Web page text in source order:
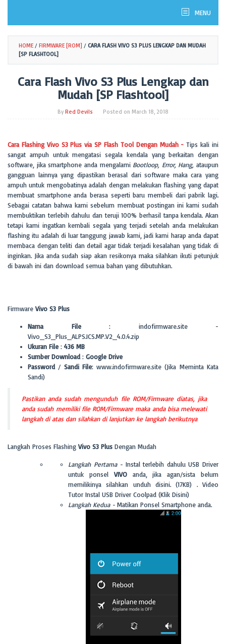
MENU
HOME / FIRMWARE [ROM] / CARA FLASH VIVO S3 PLUS LENGKAP DAN MUDAH
[SP FLASHTOOL]
Cara Flash Vivo S3 Plus Lengkap dan
Mudah [SP Flashtool]
By Red Devils Posted on March 18, 2018
Cara Flashing Vivo S3 Plus via SP Flash Tool Dengan Mudah -Tips kali ini
sangat ampuh untuk mengatasi segala kendala yang berkaitan dengan
software, jika smartphone anda mengalami Bootloop, Error, Hang, ataupun
gangguan lainnya yang dipastikan berasal dari software maka cara yang
ampuh untuk mengobatinya adalah dengan melakukan flashing yang dapat
membuat smartphone anda berasa seperti baru membeli dari pabrik lagi.
Sebagai catatan bahwa kami sebelum membuat postingan ini kami sudah
membuktikan terlebih dahulu dan teruji 100% berhasil tanpa kendala. Akan
tetapi kami ingatkan kembali segala yang terjadi setelah anda melakukan
flashing itu adalah di luar tanggung jawab kami, jadi kami harap anda dapat
membaca dengan teliti dan detail agar tidak terjadi kesalahan yang tidak di
inginkan. Jika anda sudah siap akan resikonya maka silahkan ikuti petunjuk
di bawah ini dan download semua bahan yang dibutuhkan.
Firmware Vivo S3 Plus
Nama File: indofirmware.site -
Vivo_S3_Plus_ALPS.ICS.MP.V2_4.0.4.zip
Ukuran File : 436 MB
Sumber Download : Google Drive
Password / Sandi File: www.indofirmware.site (Jika Meminta Kata
Sandi)
Pastikan anda sudah mengunduh file ROM/Firmware diatas, jika
anda sudah memiliki file ROM/Firmware maka anda bisa melewati
langkah di atas dan silahkan di lanjutkan ke langkah berikutnya
Langkah Proses Flashing Vivo S3 Plus Dengan Mudah
Langkah Pertama - Instal terlebih dahulu USB Driver
untuk ponsel VIVOanda, jika agan/sista belum
memilikinya silahkan unduh disini. (17KB) . Video
Tutor Instal USB Driver Coolpad (Klik Disini)
Langkah Kedua - Matikan Ponsel Smartphone anda.